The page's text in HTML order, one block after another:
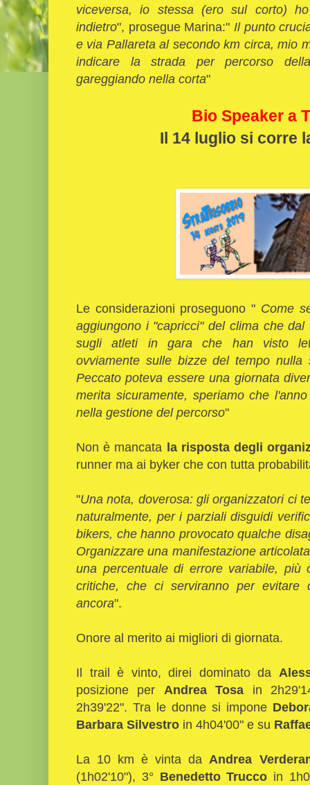
viceversa, io stessa (ero sul corto)
indietro", prosegue Marina:" Il punto
e via Pallareta al secondo km circa, mio
indicare la strada per percorso
gareggiando nella corta"
Bio Speaker a
Il 14 luglio si corre
Le considerazioni proseguono " Come
aggiungono i "capricci" del clima che
sugli atleti in gara che han visto
ovviamente sulle bizze del tempo
Peccato poteva essere una giornata
merita sicuramente, speriamo che
nella gestione del percorso"
Non è mancata la risposta degli
runner ma ai byker che con tutta
"Una nota, doverosa: gli organizzatori ci
naturalmente, per i parziali disguidi
bikers, che hanno provocato qualche
Organizzare una manifestazione
una percentuale di errore variabile,
critiche, che ci serviranno per evitare
ancora".
Onore al merito ai migliori di giornata.
Il trail è vinto, direi dominato da
posizione per Andrea Tosa in
2h39'22". Tra le donne si impone
Barbara Silvestro in 4h04'00" e su
La 10 km è vinta da Andrea
(1h02'10"), 3° Benedetto Trucco in